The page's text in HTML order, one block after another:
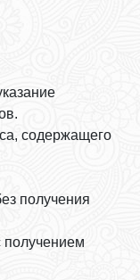
содержащего
получения
получением